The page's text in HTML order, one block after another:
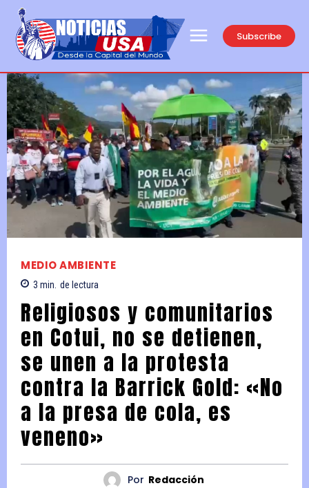
Subscribe
MEDIO AMBIENTE
3 min. de lectura
Religiosos y comunitarios
en Cotui, no se detienen,
se unen a la protesta
contra la Barrick Gold: «No
a la presa de cola, es
veneno»
Por Redacción